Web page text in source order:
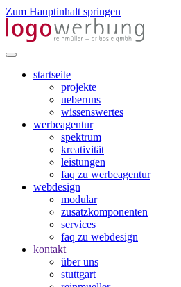
Zum Hauptinhalt springen
startseite
projekte
ueberuns
wissenswertes
werbeagentur
spektrum
kreativität
leistungen
faq zu werbeagentur
webdesign
modular
zusatzkomponenten
services
faq zu webdesign
kontakt
über uns
stuttgart